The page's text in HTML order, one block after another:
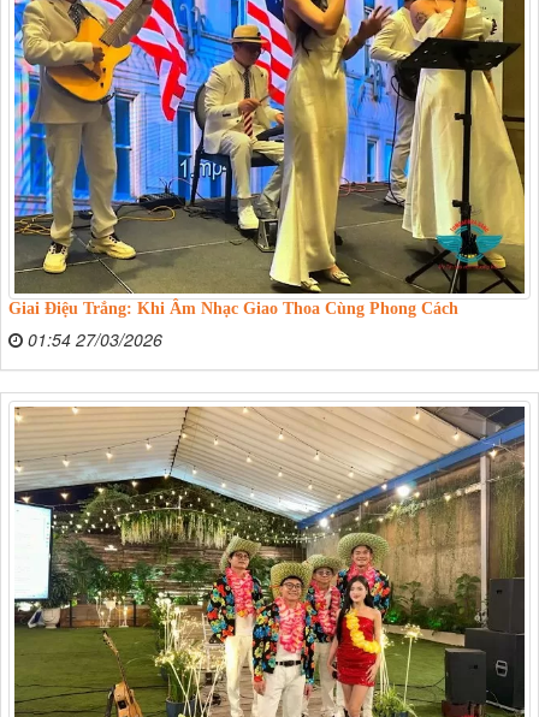
Giai Điệu Trắng: Khi Âm Nhạc Giao Thoa Cùng Phong Cách
01:54 27/03/2026